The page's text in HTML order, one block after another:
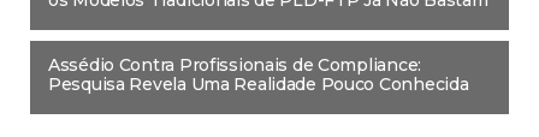
Assédio Contra Profissionais de Compliance:
Pesquisa Revela Uma Realidade Pouco Conhecida